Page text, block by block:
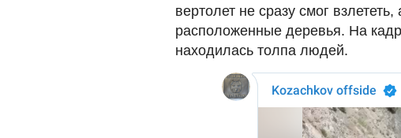
вертолет не сразу смог
расположенные деревья. На
находилась толпа людей.